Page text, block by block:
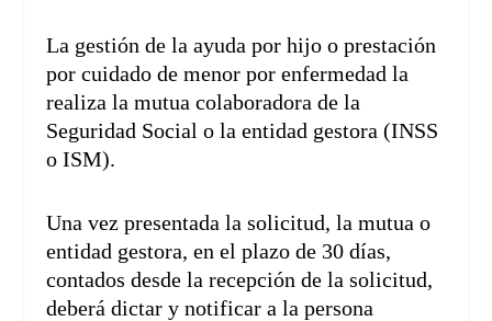
La gestión de la ayuda por hijo o prestación
por cuidado de menor por enfermedad la
realiza la mutua colaboradora de la
Seguridad Social o la entidad gestora (INSS
o ISM).
Una vez presentada la solicitud, la mutua o
entidad gestora, en el plazo de 30 días,
contados desde la recepción de la solicitud,
deberá dictar y notificar a la persona